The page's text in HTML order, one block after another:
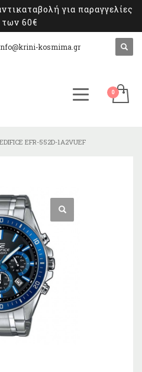
για παραγγελίες
60€
kosmima.gr
EFR-552D-1A2VUEF